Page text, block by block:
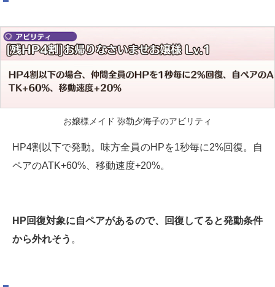
お嬢様メイド 弥勒夕海子のアビリティ
HP4割以下で発動。味方全員のHPを1秒毎に2%回復。自
ペアのATK+60%、移動速度+20%。
HP回復対象に自ペアがあるので、回復してると発動条件
から外れそう 。